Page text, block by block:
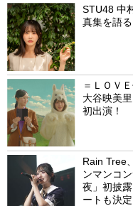
STU48 中
真集を語る
＝ＬＯＶ
大谷映美
初出演！
Rain Tree
ンマンコ
夜」初披
ートも決定